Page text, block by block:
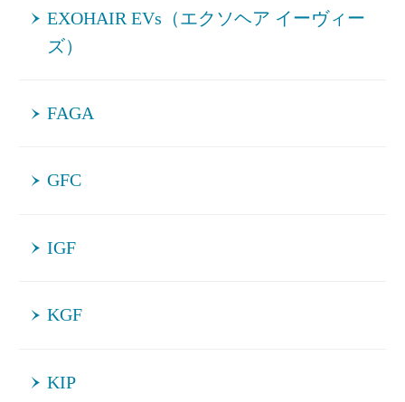
EXOHAIR EVs（エクソヘア イーヴィー
ズ）
FAGA
GFC
IGF
KGF
KIP